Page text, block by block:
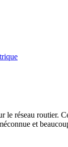
le réseau routier.
et